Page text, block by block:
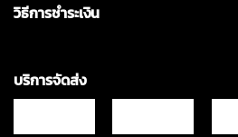
วิธีการชำระเงิน
บริการจัดส่ง